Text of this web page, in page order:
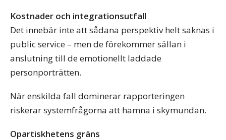
Kostnader och integrationsutfall
Det innebär inte att sådana perspektiv helt saknas i
public service – men de förekommer sällan i
anslutning till de emotionellt laddade
personporträtten.
När enskilda fall dominerar rapporteringen
riskerar systemfrågorna att hamna i skymundan.
Opartiskhetens gräns